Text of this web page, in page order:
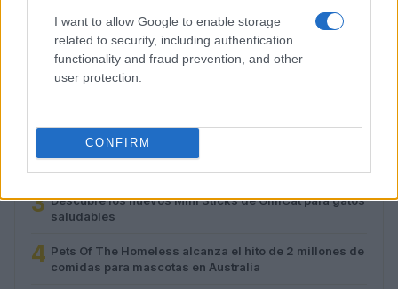
I want to allow Google to enable storage
related to security, including authentication
functionality and fraud prevention, and other
user protection.
CONFIRM
MÁS LEÍDOS
2 Guía sobre el crecimiento y cuidado del border collie
3 Descubre los nuevos Mini Sticks de GimCat para gatos
saludables
4 Pets Of The Homeless alcanza el hito de 2 millones de
comidas para mascotas en Australia